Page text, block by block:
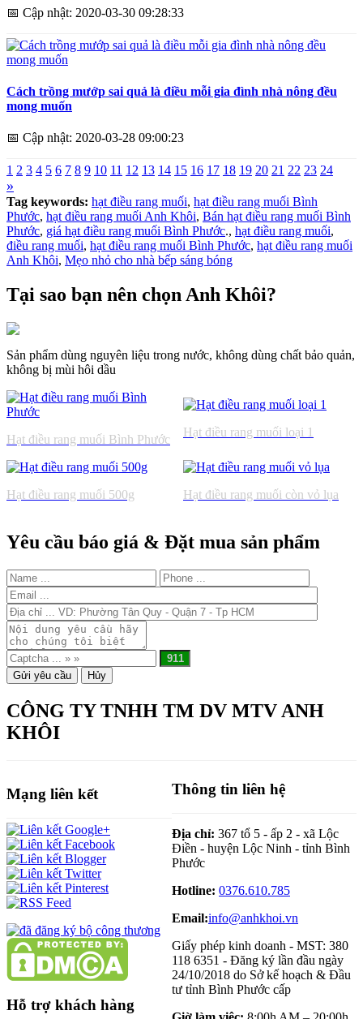
📅 Cập nhật: 2020-03-30 09:28:33
Cách trồng mướp sai quả là điều mỗi gia đình nhà nông đều
mong muốn
📅 Cập nhật: 2020-03-28 09:00:23
1 2 3 4 5 6 7 8 9 10 11 12 13 14 15 16 17 18 19 20 21 22 23 24
»
Tag keywords: hạt điều rang muối, hạt điều rang muối Bình
Phước, hạt điều rang muối Anh Khôi, Bán hạt điều rang muối Bình
Phước, giá hạt điều rang muối Bình Phước., hạt điều rang muối,
điều rang muối, hạt điều rang muối Bình Phước, hạt điều rang muối
Anh Khôi, Mẹo nhỏ cho nhà bếp sáng bóng
Tại sao bạn nên chọn Anh Khôi?
Sản phẩm dùng nguyên liệu trong nước, không dùng chất bảo quản,
không bị mùi hôi dầu
Hạt điều rang muối Bình Phước
Hạt điều rang muối loại 1
Hạt điều rang muối 500g Hạt điều rang muối còn vỏ lụa
Yêu cầu báo giá & Đặt mua sản phẩm
CÔNG TY TNHH TM DV MTV ANH
KHÔI
Mạng liên kết
Hỗ trợ khách hàng
Thông tin liên hệ
Địa chỉ: 367 tổ 5 - ấp 2 - xã Lộc
Điền - huyện Lộc Ninh - tỉnh Bình
Phước
Hotline: 0376.610.785
Email:info@anhkhoi.vn
Giấy phép kinh doanh - MST: 380
118 6351 - Đăng ký lần đầu ngày
24/10/2018 do Sở kế hoạch & Đầu
tư tỉnh Bình Phước cấp